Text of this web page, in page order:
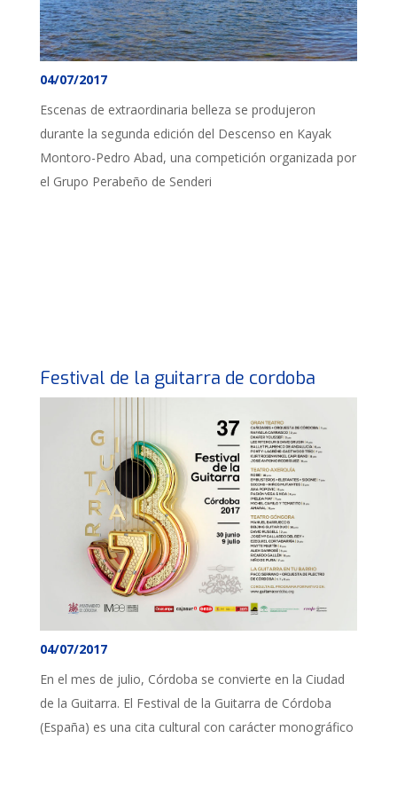
04/07/2017
Escenas de extraordinaria belleza se produjeron
durante la segunda edición del Descenso en Kayak
Montoro-Pedro Abad, una competición organizada por
el Grupo Perabeño de Senderi
Festival de la guitarra de cordoba
04/07/2017
En el mes de julio, Córdoba se convierte en la Ciudad
de la Guitarra. El Festival de la Guitarra de Córdoba
(España) es una cita cultural con carácter monográfico